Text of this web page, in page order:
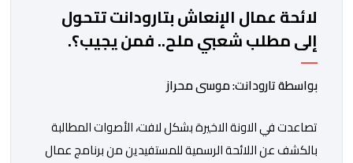
لائحة عمال الإنعاش بتارودانت تتحول
إلى مطلب شعبي ملح.. فمن يجيب؟.
بواسطة تارودانت: موسى محراز
تصاعدت في الاونة الاخيرة بشكل لافت، الأصوات المطالبة
بالكشف عن اللائحة الرسمية للمستفيدين من برنامج عمال